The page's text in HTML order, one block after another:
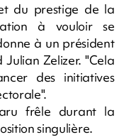
du prestige de la
à vouloir se
à un président
Zelizer. "Cela
des initiatives
frêle durant la
singulière.